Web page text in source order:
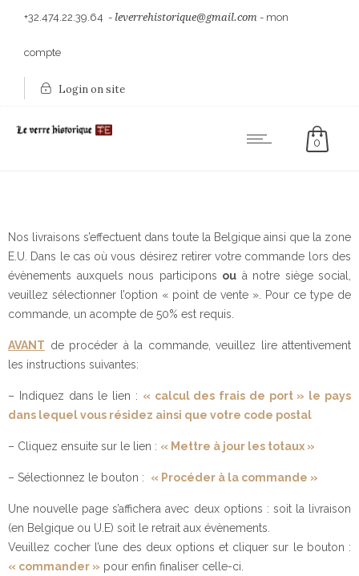
+32.474.22.39.64 - leverrehistorique@gmail.com - mon
compte
Login on site
0
Nos livraisons s’effectuent dans toute la Belgique ainsi que la zone
E.U. Dans le cas où vous désirez retirer votre commande lors des
évènements auxquels nous participons ou à notre siège social,
veuillez sélectionner l’option « point de vente ». Pour ce type de
commande, un acompte de 50% est requis.
AVANT de procéder à la commande, veuillez lire attentivement
les instructions suivantes:
– Indiquez dans le lien : « calcul des frais de port » le pays
dans lequel vous résidez ainsi que votre code postal
– Cliquez ensuite sur le lien : « Mettre à jour les totaux »
– Sélectionnez le bouton : « Procéder à la commande »
Une nouvelle page s’affichera avec deux options : soit la livraison
(en Belgique ou U.E) soit le retrait aux évènements.
Veuillez cocher l’une des deux options et cliquer sur le bouton :
« commander » pour enfin finaliser celle-ci.